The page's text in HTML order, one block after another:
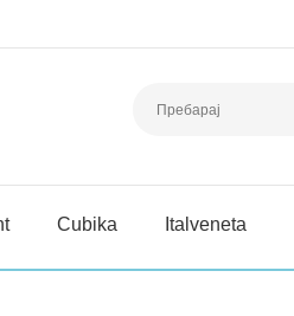
Cubika Italveneta